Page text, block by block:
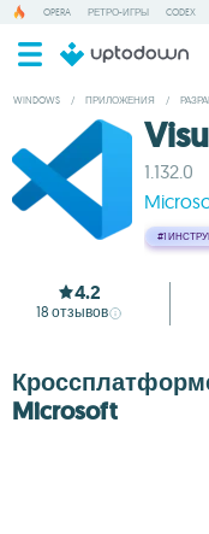
OPERA РЕТРО-ИГРЫ CODEX
WINDOWS / ПРИЛОЖЕНИЯ /
1.132.0
#1
4.2
18 отзывов
Microsoft